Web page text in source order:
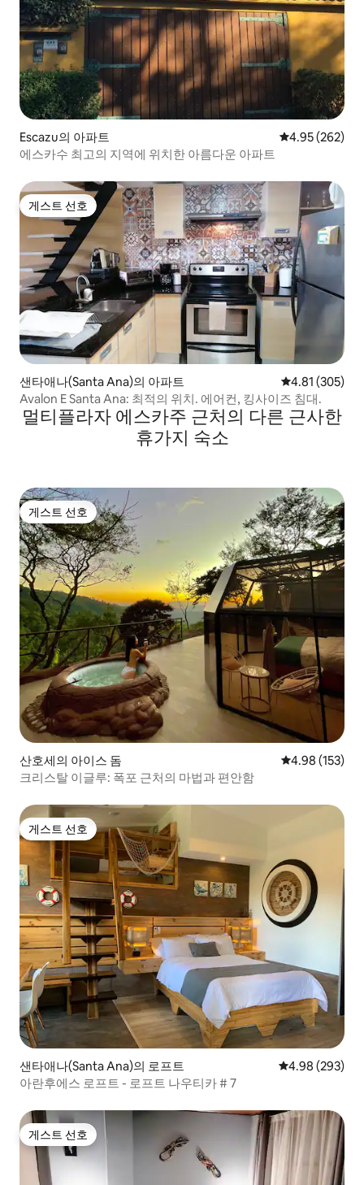
Escazu의 아파트 평점 4.95점(5
4.95 (262)
에스카수 최고의 지역에 위치한 아름다운 아파트
게스트 선호
게스트 선호
샌타애나(Santa Ana)의 아파트 평점 4.81점(5
4.81 (305)
Avalon E Santa Ana: 최적의 위치. 에어컨, 킹사이즈 침대.
멀티플라자 에스카주 근처의 다른 근사한
휴가지 숙소
게스트 선호
게스트 선호
산호세의 아이스 돔 평점 4.98점(5
4.98 (153)
크리스탈 이글루: 폭포 근처의 마법과 편안함
게스트 선호
게스트 선호
샌타애나(Santa Ana)의 로프트 평점 4.98점(5
4.98 (293)
아란후에스 로프트 - 로프트 나우티카 # 7
게스트 선호
게스트 선호